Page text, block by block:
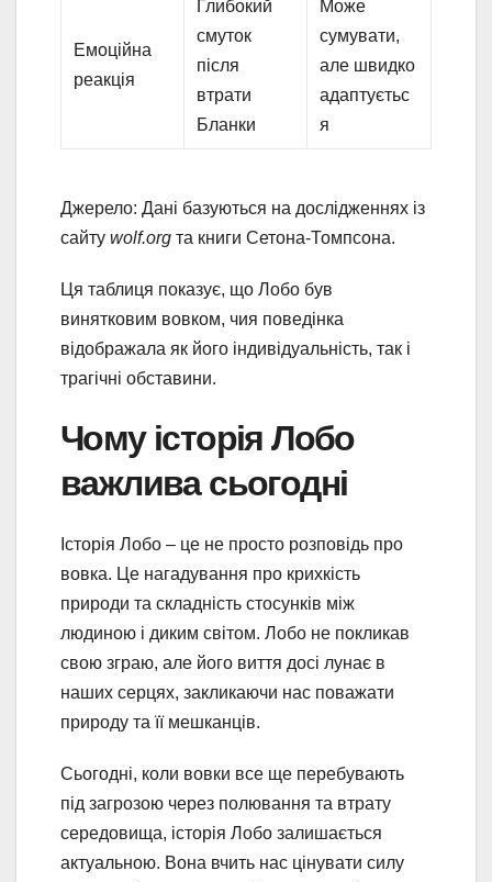
Емоційна
реакція
Глибокий
смуток
після
втрати
Бланки
Може
сумувати,
але швидко
адаптуєтьс
я
Джерело: Дані базуються на дослідженнях із
сайту wolf.org та книги Сетона-Томпсона.
Ця таблиця показує, що Лобо був
винятковим вовком, чия поведінка
відображала як його індивідуальність, так і
трагічні обставини.
Чому історія Лобо
важлива сьогодні
Історія Лобо – це не просто розповідь про
вовка. Це нагадування про крихкість
природи та складність стосунків між
людиною і диким світом. Лобо не покликав
свою зграю, але його виття досі лунає в
наших серцях, закликаючи нас поважати
природу та її мешканців.
Сьогодні, коли вовки все ще перебувають
під загрозою через полювання та втрату
середовища, історія Лобо залишається
актуальною. Вона вчить нас цінувати силу